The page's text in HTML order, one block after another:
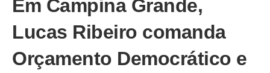
Em Campina Grande,
Lucas Ribeiro comanda
Orçamento Democrático e